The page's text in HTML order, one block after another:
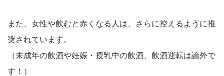
また、女性や飲むと赤くなる人は、さらに控えるように推
奨されています。
（未成年の飲酒や妊娠・授乳中の飲酒、飲酒運転は論外で
す！）